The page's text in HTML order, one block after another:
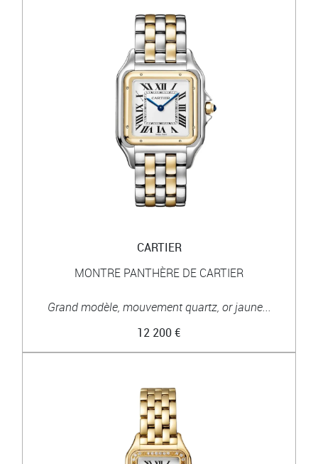
CARTIER
MONTRE PANTHÈRE DE CARTIER
Grand modèle, mouvement quartz, or jaune...
12 200 €